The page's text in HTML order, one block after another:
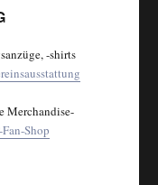
-shirts
Merchandise-
Fan-Shop